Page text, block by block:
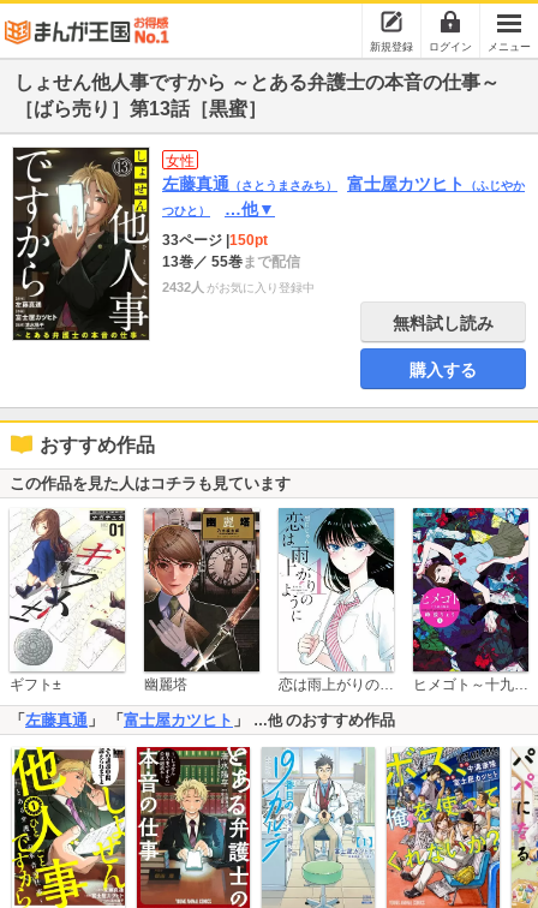
新規登録 ログイン メニュー
しょせん他人事ですから ～とある弁護士の本音の仕事～
［ばら売り］第13話［黒蜜］
女性
左藤真通 （さとうまさみち） 富士屋カツヒト
（ふじやか
つひと）
…他▼
33ページ 150pt
13巻／ 55巻まで配信
2432人 がお気に入り登録中
無料試し読み
購入する
おすすめ作品
この作品を見た人はコチラも見ています
ギフト± 幽麗塔 恋は雨上がりのように ヒメゴト～十九歳の制服～
「 左藤真通 」 「 富士屋カツヒト 」 …他のおすすめ作品